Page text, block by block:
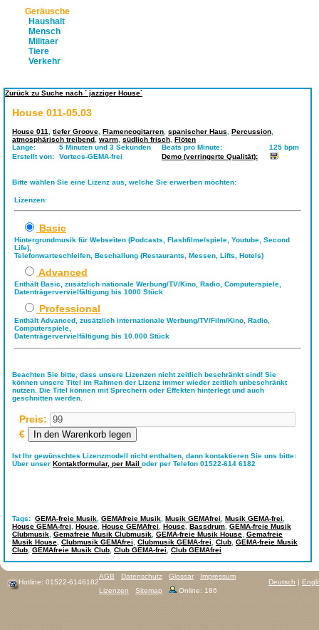
Geräusche
Haushalt
Mensch
Militaer
Tiere
Verkehr
Zurück zu Suche nach ` jazziger House`
House 011-05.03
House 011 tiefer Groove Flamencogitarren spanischer Haus Percussion
atmosphärisch treibend warm südlich frisch Flöten
Länge:
5 Minuten und 3 Sekunden Beats pro Minute:
125 bpm
Erstellt von:
Vortecs-GEMA-frei Demo (verringerte Qualität):
Bitte wählen Sie eine Lizenz aus, welche Sie erwerben möchten:
Lizenzen:
Basic
Hintergrundmusik für Webseiten (Podcasts, Flashfilme/spiele, Youtube, Second
Life),
Telefonwarteschleifen, Beschallung (Restaurants, Messen, Lifts, Hotels)
Advanced
Enthält Basic, zusätzlich nationale Werbung/TV/Kino, Radio, Computerspiele,
Datenträgervervielfältigung bis 1000 Stück
Professional
Enthält Advanced, zusätzlich internationale Werbung/TV/Film/Kino, Radio,
Computerspiele,
Datenträgervervielfältigung bis 10.000 Stück
Beachten Sie bitte, dass unsere Lizenzen nicht zeitlich beschränkt sind! Sie
können unsere Titel im Rahmen der Lizenz immer wieder zeitlich unbeschränkt
nutzen. Die Titel können mit Sprechern oder Effekten hinterlegt und auch
geschnitten werden.
Preis:
€
Ist Ihr gewünschtes Lizenzmodell nicht enthalten, dann kontaktieren Sie uns bitte:
Über unser Kontaktformular, per Mail oder per Telefon 01522-614 6182
Tags: GEMA-freie Musik GEMAfreie Musik Musik GEMAfrei Musik GEMA-frei
House GEMA-frei
House House GEMAfrei House Bassdrum GEMA-freie Musik
Clubmusik Gemafreie Musik Clubmusik GEMA-freie Musik House Gemafreie
Musik House Clubmusik GEMAfrei Clubmusik GEMA-frei Club GEMA-freie Musik
Club GEMAfreie Musik Club Club GEMA-frei Club GEMAfrei
Hotline: 01522-6146182 Deutsch |
AGB Datenschutz Glossar
Impressum
Lizenzen
Sitemap Online: 186